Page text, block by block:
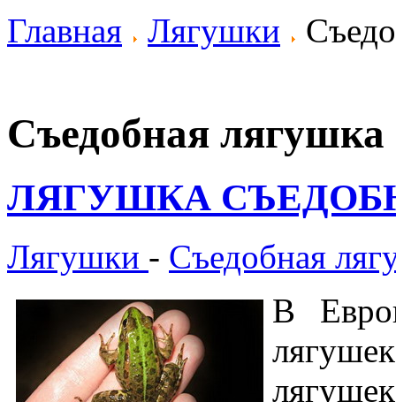
Главная
Лягушки
Съедобная лягушка
ЛЯГУШКА
Лягушки - Съедобная
В